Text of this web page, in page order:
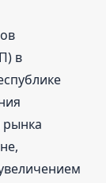
в
рынка